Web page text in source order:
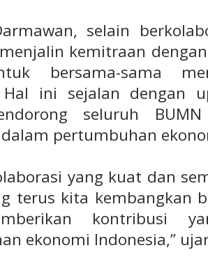
selain
kemitraan
bersama-sama
Hal ini sejalan dengan
seluruh
pertumbuhan
yang kuat dan
terus kita kembangkan
kontribusi
ekonomi Indonesia,”